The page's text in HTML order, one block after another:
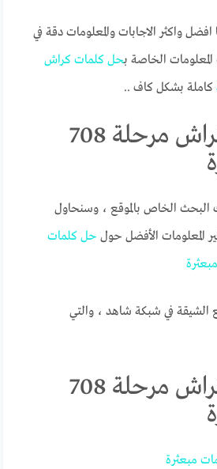
واكثر الاجابات والمعلومات دقة في
المعلومات الخاصة بحل كلمات كراش
كاملة بشكل كاف ..
حل كلمات كراش مرحلة 708
الخاص بالموقع ، وسنحاول
المعلومات الأفضل حول حل كلمات
مبعثرة
الشيقة في شبكة شاهد ، والتي
حل كلمات كراش مرحلة 708
مبعثرة